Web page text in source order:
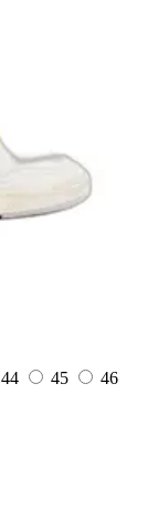
44 45
46